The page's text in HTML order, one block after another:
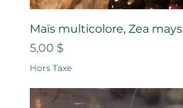
Maïs multicolore, Zea mays
Prix
5,00 $
Hors Taxe